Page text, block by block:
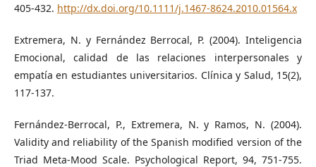
405-432. http://dx.doi.org/10.1111/j.1467-8624.2010.01564.x
Extremera, N. y Fernández Berrocal, P. (2004). Inteligencia
Emocional, calidad de las relaciones interpersonales y
empatía en estudiantes universitarios. Clínica y Salud, 15(2),
117-137.
Fernández-Berrocal, P., Extremera, N. y Ramos, N. (2004).
Validity and reliability of the Spanish modified version of the
Triad Meta-Mood Scale. Psychological Report, 94, 751-755.